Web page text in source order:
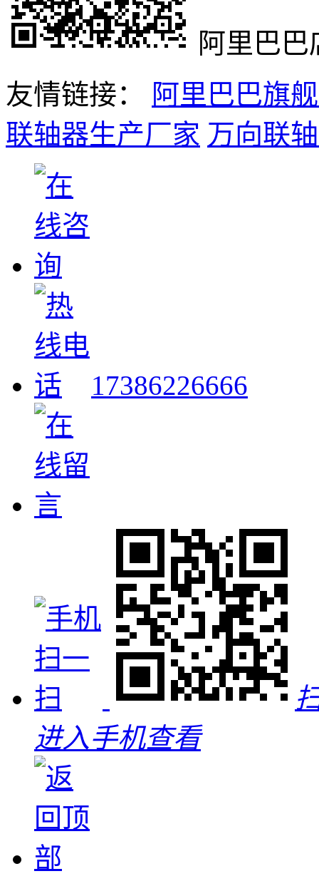
阿里巴巴
友情链接：
阿里巴巴旗
联轴器生产厂家 万向联
17386226666
进入手机查看